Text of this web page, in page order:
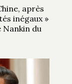
après
inégaux »
du